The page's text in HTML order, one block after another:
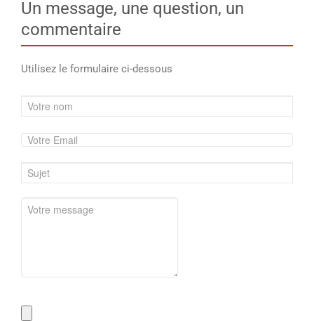
Un message, une question, un
commentaire
Utilisez le formulaire ci-dessous